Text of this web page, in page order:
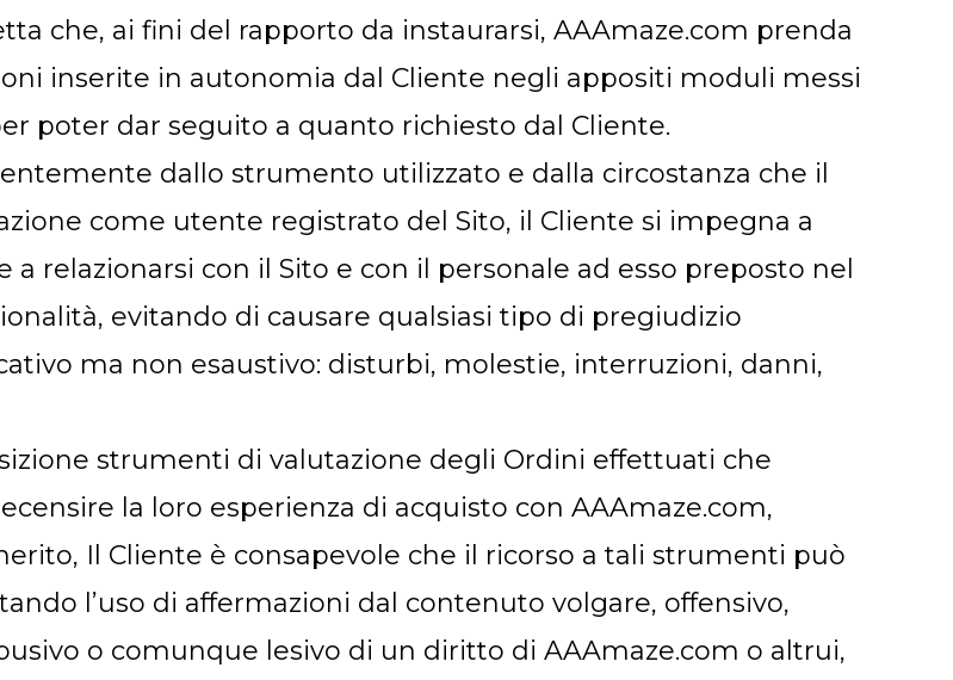
che, ai fini del rapporto da instaurarsi, AAAmaze.com prenda
inserite in autonomia dal Cliente negli appositi moduli messi
poter dar seguito a quanto richiesto dal Cliente.
dallo strumento utilizzato e dalla circostanza che il
come utente registrato del Sito, il Cliente si impegna a
relazionarsi con il Sito e con il personale ad esso preposto nel
evitando di causare qualsiasi tipo di pregiudizio
ma non esaustivo: disturbi, molestie, interruzioni, danni,
strumenti di valutazione degli Ordini effettuati che
la loro esperienza di acquisto con AAAmaze.com,
Il Cliente è consapevole che il ricorso a tali strumenti può
l’uso di affermazioni dal contenuto volgare, offensivo,
o comunque lesivo di un diritto di AAAmaze.com o altrui,